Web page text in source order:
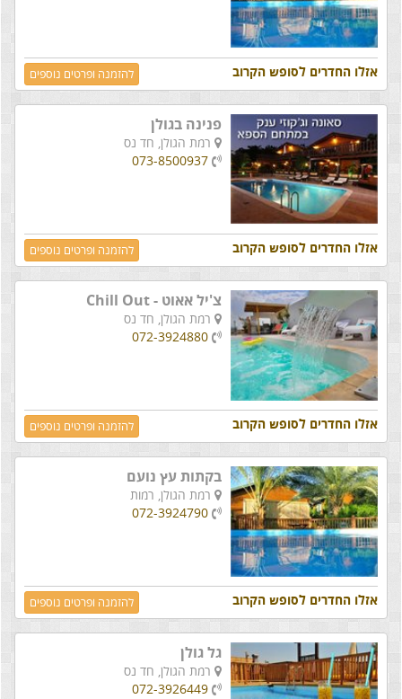
אזלו החדרים לסופש הקרוב להזמנה ופרטים נוספים
פנינה בגולן
רמת הגולן, חד נס
073-8500937
אזלו החדרים לסופש הקרוב להזמנה ופרטים נוספים
צ'יל אאוט - Chill Out
רמת הגולן, חד נס
072-3924880
אזלו החדרים לסופש הקרוב להזמנה ופרטים נוספים
בקתות עץ נועם
רמת הגולן, רמות
072-3924790
אזלו החדרים לסופש הקרוב להזמנה ופרטים נוספים
גל גולן
רמת הגולן, חד נס
072-3926449